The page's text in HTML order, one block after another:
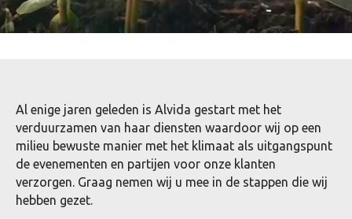
Al enige jaren geleden is Alvida gestart met het
verduurzamen van haar diensten waardoor wij op een
milieu bewuste manier met het klimaat als uitgangspunt
de evenementen en partijen voor onze klanten
verzorgen. Graag nemen wij u mee in de stappen die wij
hebben gezet.